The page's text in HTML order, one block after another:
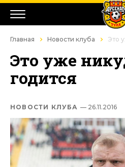
Главная Новости клуба Это
Это уже
годится
НОВОСТИ КЛУБА — 26.11.2016